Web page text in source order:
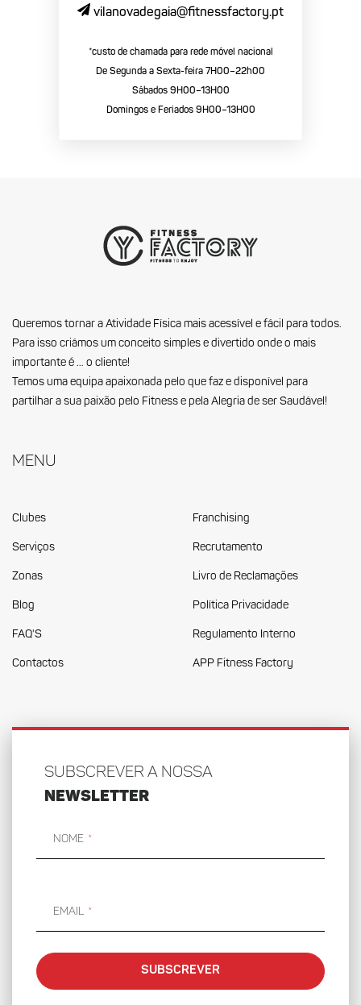
vilanovadegaia@fitnessfactory.pt
*custo de chamada para rede móvel nacional
De Segunda a Sexta-feira 7H00–22h00
Sábados 9H00–13H00
Domingos e Feriados 9H00–13H00
Queremos tornar a Atividade Física mais acessível e fácil para todos.
Para isso criámos um conceito simples e divertido onde o mais
importante é … o cliente!
Temos uma equipa apaixonada pelo que faz e disponível para
partilhar a sua paixão pelo Fitness e pela Alegria de ser Saudável!
Menu
Clubes
Serviços
Zonas
Blog
FAQ'S
Contactos
Franchising
Recrutamento
Livro de Reclamações
Política Privacidade
Regulamento Interno
APP Fitness Factory
SUBSCREVER A NOSSA
NEWSLETTER
Nome
Email
SUBSCREVER